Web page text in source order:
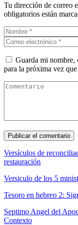
Tu dirección de correo
obligatorios están
Guarda mi nombre,
para la próxima vez
Versículos de
restauración
Versiculo de los 5
Tesoro en hebreo 2:
Septimo Angel del
Contexto